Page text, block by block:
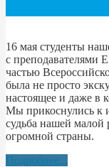
16 мая студенты
с преподавателями
частью
была не просто
настоящее и даже в
Мы прикоснулись к
судьба нашей
огромной страны.
Подробнее...